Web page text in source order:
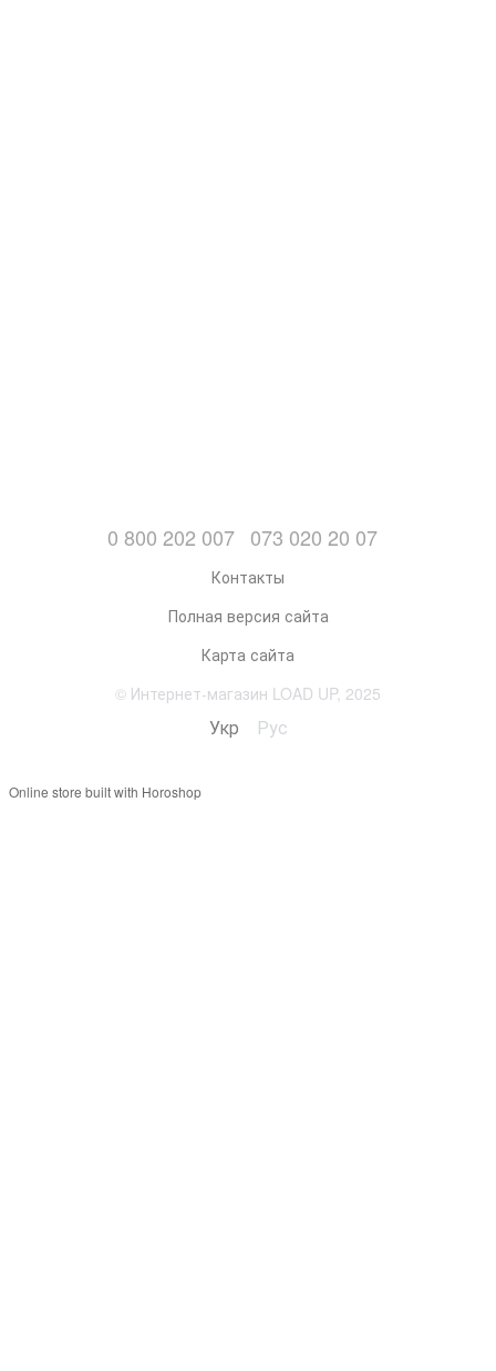
0 800 202 007 073 020 20 07
Контакты
Полная версия сайта
Карта сайта
© Интернет-магазин LOAD UP, 2025
Укр Рус
Online store built with Horoshop